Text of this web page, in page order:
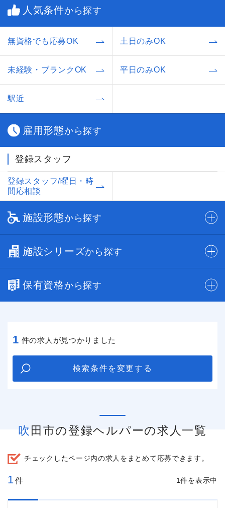
人気条件から探す
無資格でも応募OK 土日のみOK
未経験・ブランクOK 平日のみOK
駅近
雇用形態から探す
登録スタッフ
登録スタッフ/曜日・時
間応相談
施設形態から探す
施設シリーズから探す
保有資格から探す
1 件の求人が見つかりました
検索条件を変更する
吹田市の登録ヘルパーの求人一覧
チェックしたページ内の求人をまとめて応募できます。
1 件 1件を表示中